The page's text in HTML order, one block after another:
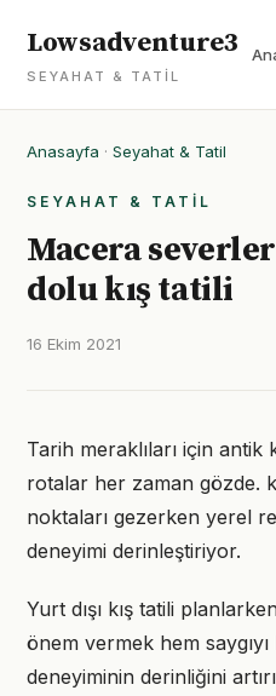
Lowsadventure3
SEYAHAT & TATIL
Anasayfa · Seyahat & Tatil
SEYAHAT & TATIL
Macera
dolu kış tatili
16 Ekim 2021
Tarih meraklıları için
rotalar her zaman gözde.
noktaları gezerken yerel
deneyimi derinleştiriyor.
Yurt dışı kış tatili
önem vermek hem
deneyiminin derinliğini